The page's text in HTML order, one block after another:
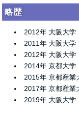
略歴
2012年 大阪大学
2011年 大阪大
2012年 大阪大学
2014年 京都大学
2015年 京都産
2017年 京都産
2019年 大阪大